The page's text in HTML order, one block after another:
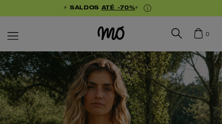
⚡ SALDOS ATÉ -70%⚡
0